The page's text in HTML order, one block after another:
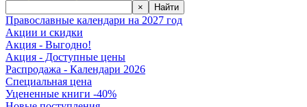
× Найти
Православные календари на 2027 год
Акции и скидки
Акция - Выгодно!
Акция - Доступные цены
Распродажа - Календари 2026
Специальная цена
Уцененные книги -40%